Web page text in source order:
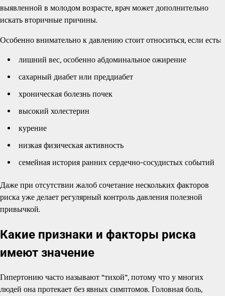
выявленной в молодом возрасте, врач может дополнительно
искать вторичные причины.
Особенно внимательно к давлению стоит относиться, если есть:
лишний вес, особенно абдоминальное ожирение
сахарный диабет или преддиабет
хроническая болезнь почек
высокий холестерин
курение
низкая физическая активность
семейная история ранних сердечно-сосудистых событий
Даже при отсутствии жалоб сочетание нескольких факторов
риска уже делает регулярный контроль давления полезной
привычкой.
Какие признаки и факторы риска
имеют значение
Гипертонию часто называют “тихой”, потому что у многих
людей она протекает без явных симптомов. Головная боль,